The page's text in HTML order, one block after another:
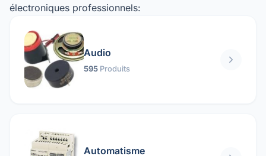
électroniques professionnels:
Audio
595 Produits
Automatisme